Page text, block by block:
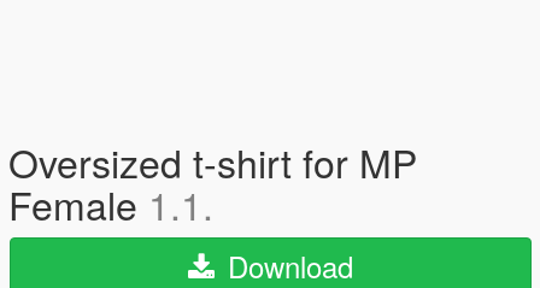
Oversized t-shirt for MP
Female 1.1.
Download